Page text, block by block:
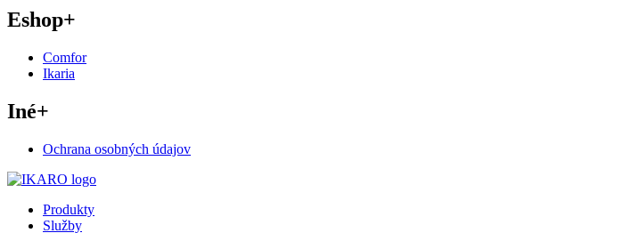
Eshop+
Comfor
Ikaria
Iné+
Ochrana osobných údajov
Produkty
Služby